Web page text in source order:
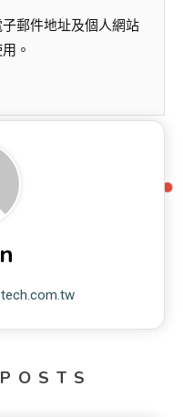
郵件地址及個人網站
。